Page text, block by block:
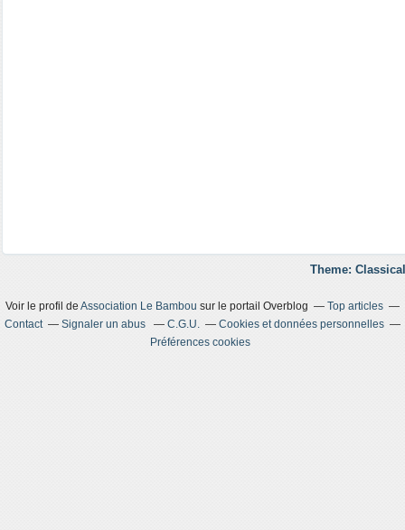
Theme:
Voir le profil de Association Le Bambou sur le portail Overblog
Top articles
Contact
Signaler un abus C.G.U.
Cookies et données personnelles
Préférences cookies